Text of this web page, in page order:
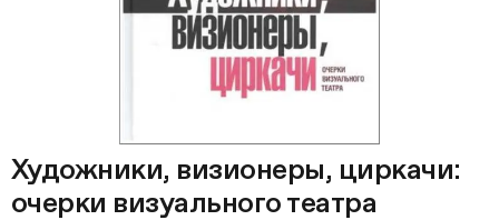
Художники, визионеры, циркачи:
очерки визуального театра